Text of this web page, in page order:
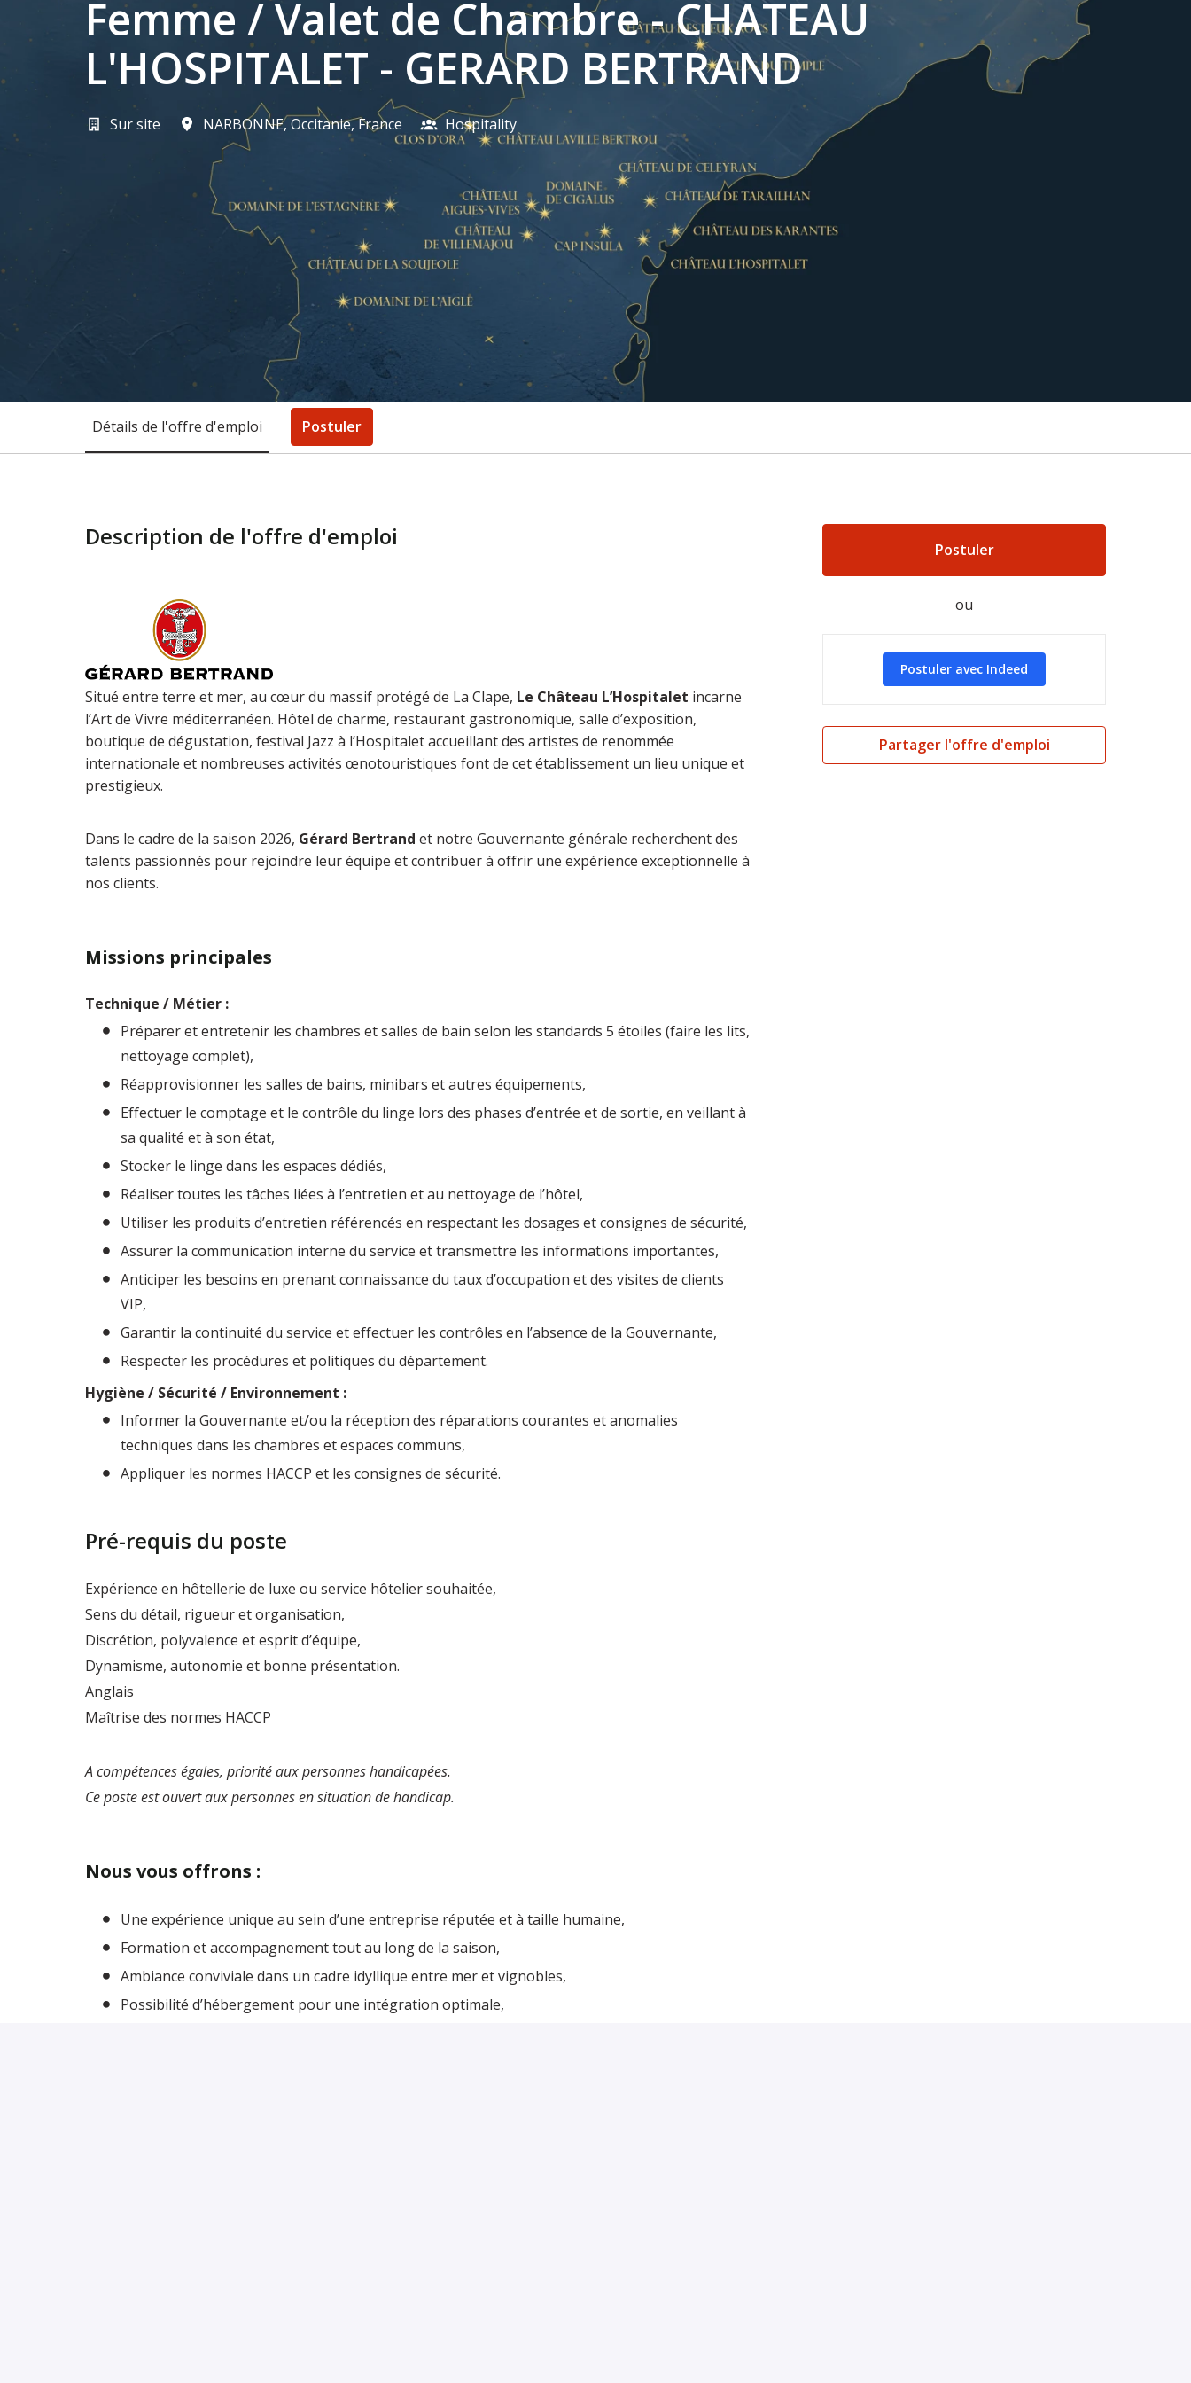
Femme / Valet de Chambre - CHATEAU
L'HOSPITALET - GERARD BERTRAND
Sur site NARBONNE,Occitanie,France Hospitality
Détails de l'offre d'emploi Postuler
Description de l'offre d'emploi
Situé entre terre et mer, au cœur du massif protégé de La Clape, Le Château L’Hospitalet incarne
l’Art de Vivre méditerranéen. Hôtel de charme, restaurant gastronomique, salle d’exposition,
boutique de dégustation, festival Jazz à l’Hospitalet accueillant des artistes de renommée
internationale et nombreuses activités œnotouristiques font de cet établissement un lieu unique et
prestigieux.
Dans le cadre de la saison 2026, Gérard Bertrand et notre Gouvernante générale recherchent des
talents passionnés pour rejoindre leur équipe et contribuer à offrir une expérience exceptionnelle à
nos clients.
Missions principales
Technique / Métier :
Préparer et entretenir les chambres et salles de bain selon les standards 5 étoiles (faire les lits,
nettoyage complet),
Réapprovisionner les salles de bains, minibars et autres équipements,
Effectuer le comptage et le contrôle du linge lors des phases d’entrée et de sortie, en veillant à
sa qualité et à son état,
Stocker le linge dans les espaces dédiés,
Réaliser toutes les tâches liées à l’entretien et au nettoyage de l’hôtel,
Utiliser les produits d’entretien référencés en respectant les dosages et consignes de sécurité,
Assurer la communication interne du service et transmettre les informations importantes,
Anticiper les besoins en prenant connaissance du taux d’occupation et des visites de clients
VIP,
Garantir la continuité du service et effectuer les contrôles en l’absence de la Gouvernante,
Respecter les procédures et politiques du département.
Hygiène / Sécurité / Environnement :
Informer la Gouvernante et/ou la réception des réparations courantes et anomalies
techniques dans les chambres et espaces communs,
Appliquer les normes HACCP et les consignes de sécurité.
Pré-requis du poste
Expérience en hôtellerie de luxe ou service hôtelier souhaitée,
Sens du détail, rigueur et organisation,
Discrétion, polyvalence et esprit d’équipe,
Dynamisme, autonomie et bonne présentation.
Anglais
Maîtrise des normes HACCP
A compétences égales, priorité aux personnes handicapées.
Ce poste est ouvert aux personnes en situation de handicap.
Nous vous offrons :
Une expérience unique au sein d’une entreprise réputée et à taille humaine,
Formation et accompagnement tout au long de la saison,
Ambiance conviviale dans un cadre idyllique entre mer et vignobles,
Possibilité d’hébergement pour une intégration optimale,
Postuler
ou
Postuler avec Indeed
Partager l'offre d'emploi